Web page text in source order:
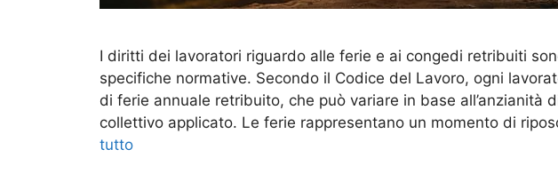
I diritti dei lavoratori riguardo alle ferie e ai congedi retribuiti
specifiche normative. Secondo il Codice del Lavoro, ogni
di ferie annuale retribuito, che può variare in base all’anzianità
collettivo applicato. Le ferie rappresentano un momento di
tutto